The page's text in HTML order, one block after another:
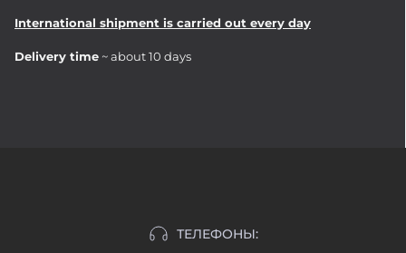
International shipment is carried out every day
Delivery time ~ about 10 days
ТЕЛЕФОНЫ: